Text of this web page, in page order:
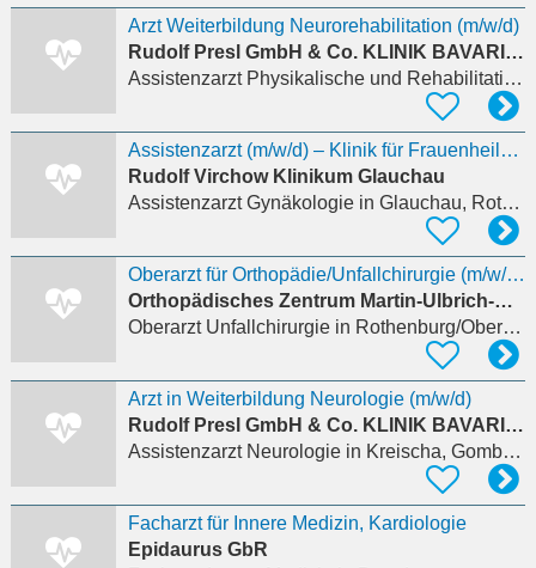
Arzt Weiterbildung Neurorehabilitation (m/w/d)
Rudolf Presl GmbH & Co. KLINIK BAVARIA Rehabilitations KG
Assistenzarzt Physikalische und Rehabilitative Medizin
Assistenzarzt (m/w/d) – Klinik für Frauenheilkunde und Geburtshilfe
Rudolf Virchow Klinikum Glauchau
Assistenzarzt Gynäkologiein Glauchau, Rothenbach
Oberarzt für Orthopädie/Unfallchirurgie (m/w/d) ZB spezielle orthopädische Chirurgie
Orthopädisches Zentrum Martin-Ulbrich-Haus Rothenburg gGmbH
Oberarzt Unfallchirurgiein Rothenburg/Oberlausitz
Arzt in Weiterbildung Neurologie (m/w/d)
Rudolf Presl GmbH & Co. KLINIK BAVARIA Rehabilitations KG
Assistenzarzt Neurologiein Kreischa, Gombsen
Facharzt für Innere Medizin, Kardiologie
Epidaurus GbR